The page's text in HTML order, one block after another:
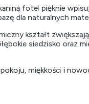
fotel pięknie
dla naturalnych
kształt
siedzisko oraz
miękkości i